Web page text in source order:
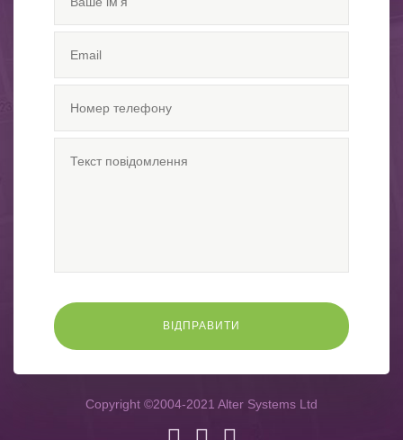
Copyright ©2004-2021 Alter Systems Ltd